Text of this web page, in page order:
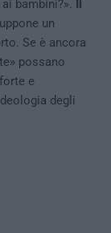
bambini?». Il
un
Se è ancora
possano
e
degli